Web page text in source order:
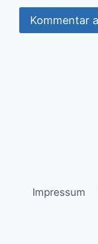
Impressum